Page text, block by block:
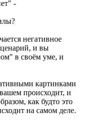
-
негативное
и вы
в своём уме, и
картинками
происходит, и
как будто это
на самом деле.